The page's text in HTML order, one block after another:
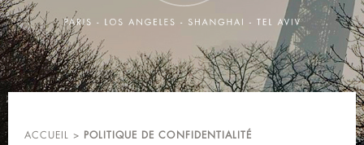
ACCUEIL > POLITIQUE DE CONFIDENTIALITÉ